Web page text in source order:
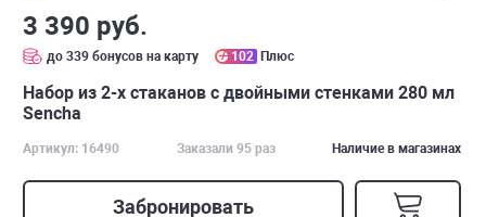
3 390 руб.
до 339 бонусов на карту 102 Плюс
Набор из 2-х стаканов с двойными стенками 280 мл
Sencha
Артикул: 16490 Заказали 95 раз Наличие в магазинах
Забронировать